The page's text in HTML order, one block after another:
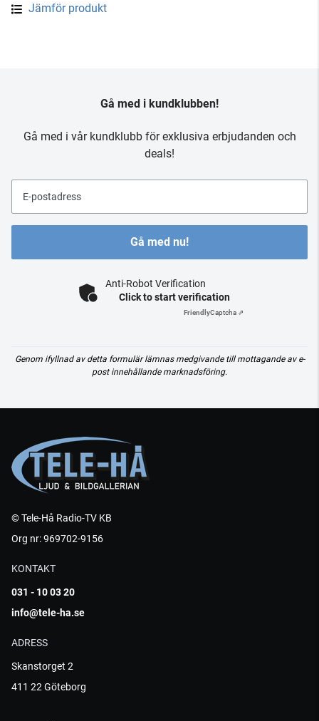
Jämför produkt
Gå med i kundklubben!
Gå med i vår kundklubb för exklusiva erbjudanden och
deals!
E-postadress
Gå med nu!
Anti-Robot Verification
Click to start verification
FriendlyCaptcha ⇗
Genom ifyllnad av detta formulär lämnas medgivande till mottagande av e-
post innehållande marknadsföring.
© Tele-Hå Radio-TV KB
Org nr: 969702-9156
KONTAKT
031 - 10 03 20
info@tele-ha.se
ADRESS
Skanstorget 2
411 22 Göteborg